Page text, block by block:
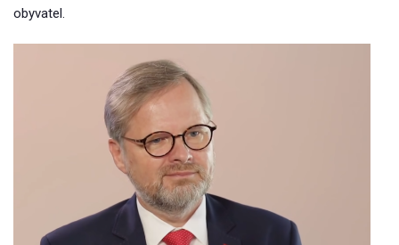
obyvatel.